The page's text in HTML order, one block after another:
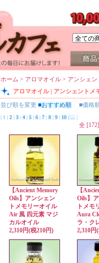
ホーム > アロマオイル > アンシェ
アロマオイル | アンシェントメ
並び順を変更 ■おすすめ順 ■価格
| 1 | 2 | 3 | 4 | 5 | 6 | 7 | 8 | 9 | 10 | |
全
【Ancient Memory
Oils】アンシェン
トメモリーオイル
Air 風 四元素 マジ
カルオイル
2,310円(税210円)
【
Oils】
トメモ
Aura
ラ・ク
2,310円